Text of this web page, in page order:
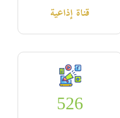
قناة إذاعية
526